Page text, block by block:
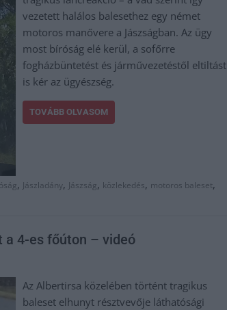
vezetett halálos balesethez egy német
motoros manővere a Jászságban. Az ügy
most bíróság elé kerül, a sofőrre
fogházbüntetést és járművezetéstől eltiltást
is kér az ügyészség.
TOVÁBB OLVASOM
, Jászladány, Jászság, közlekedés, motoros baleset,
a 4-es főúton – videó
Az Albertirsa közelében történt tragikus
baleset elhunyt résztvevője láthatósági